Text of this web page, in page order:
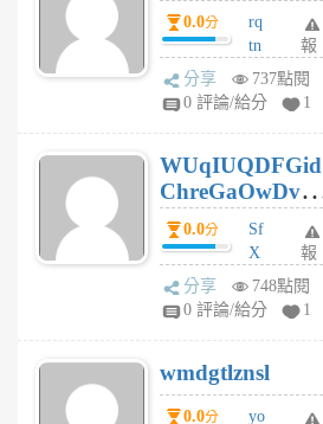
0.0分
rq
tn
jt
gl
個
月
前
報
分享
737點閱
0 評論/給分
1
WUqIUQDFGid
ChreGaOwDv
dY0.0分
Sf
X
Pe
Jc
R
P
m
報
分享
748點閱
0 評論/給分
1
wmdgtlznsl
0.0分
yo